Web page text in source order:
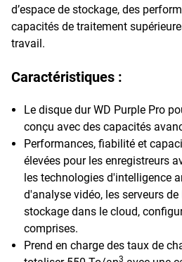
d’espace de stockage, des
capacités de traitement
travail.
Caractéristiques :
Le disque dur WD Purple Pro
conçu avec des capacités
Performances, fiabilité et
élevées pour les enregistreurs
les technologies d'intelligence
d'analyse vidéo, les serveurs
stockage dans le cloud,
comprises.
Prend en charge des taux de
3